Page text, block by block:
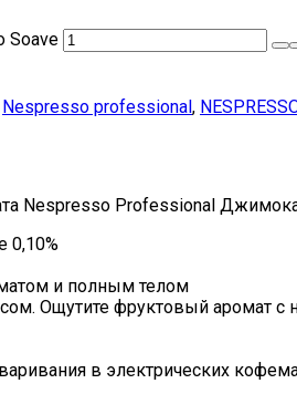
Soave
Nespresso professional ,
Nespresso Professional
0,10%
и полным телом
Ощутите фруктовый аромат
в электрических